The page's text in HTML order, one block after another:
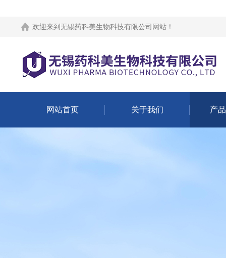
欢迎来到 无锡药科美生物科技有限公司网站 ！
网站首页 关于我们 产